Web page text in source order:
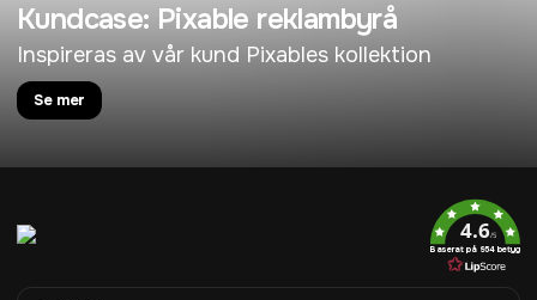
Kundcase: Pixable reklambyrå
Inspireras av vår kund Pixables kollektion
Se mer
4.6/5
Baserat på 954 betyg